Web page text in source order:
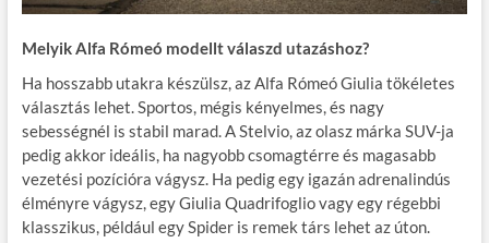
Melyik Alfa Rómeó modellt válaszd utazáshoz?
Ha hosszabb utakra készülsz, az Alfa Rómeó Giulia tökéletes
választás lehet. Sportos, mégis kényelmes, és nagy
sebességnél is stabil marad. A Stelvio, az olasz márka SUV-ja
pedig akkor ideális, ha nagyobb csomagtérre és magasabb
vezetési pozícióra vágysz. Ha pedig egy igazán adrenalindús
élményre vágysz, egy Giulia Quadrifoglio vagy egy régebbi
klasszikus, például egy Spider is remek társ lehet az úton.